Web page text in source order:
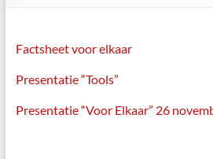
Factsheet voor elkaar
Presentatie “Tools”
Presentatie “Voor Elkaar” 26